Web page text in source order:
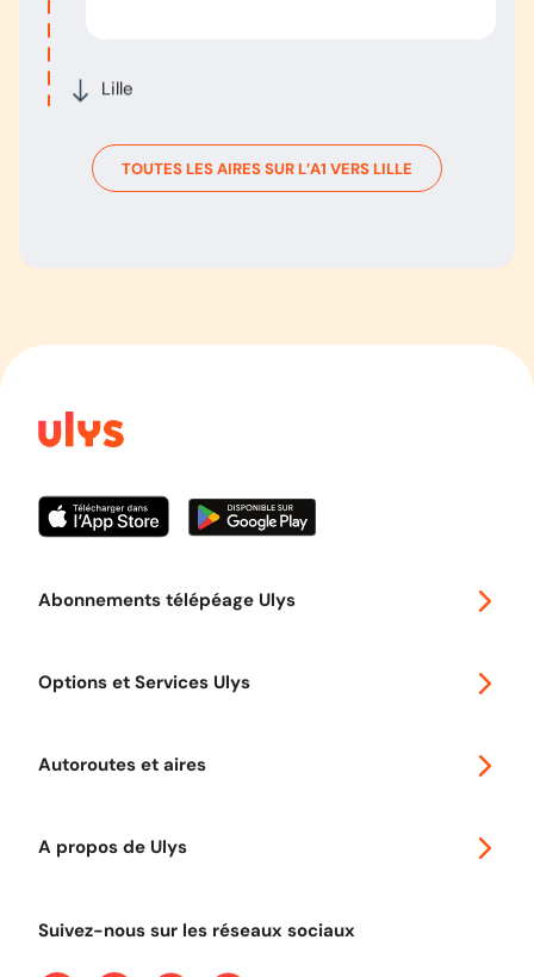
Lille
TOUTES LES AIRES SUR L’A1 VERS LILLE
Abonnements télépéage Ulys
Options et Services Ulys
Autoroutes et aires
A propos de Ulys
Suivez-nous sur les réseaux sociaux